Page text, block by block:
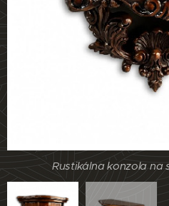
Rustikálna konzola na
Rustikálna konzola na